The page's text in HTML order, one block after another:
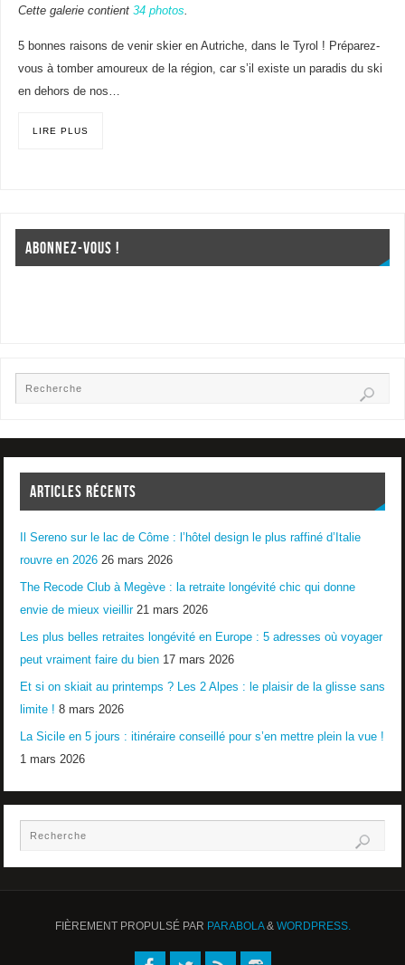
Cette galerie contient 34 photos
5 bonnes raisons de venir skier en Autriche, dans le Tyrol ! Préparez-
vous à tomber amoureux de la région, car s’il existe un paradis du ski
en dehors de nos…
LIRE PLUS
ABONNEZ-VOUS !
ARTICLES RÉCENTS
Il Sereno sur le lac de Côme : l’hôtel design le plus raffiné d’Italie
rouvre en 2026 26 mars 2026
The Recode Club à Megève : la retraite longévité chic qui donne
envie de mieux vieillir 21 mars 2026
Les plus belles retraites longévité en Europe : 5 adresses où voyager
peut vraiment faire du bien 17 mars 2026
Et si on skiait au printemps ? Les 2 Alpes : le plaisir de la glisse sans
limite ! 8 mars 2026
La Sicile en 5 jours : itinéraire conseillé pour s’en mettre plein la vue !
1 mars 2026
FIÈREMENT PROPULSÉ PAR PARABOLA& WORDPRESS.